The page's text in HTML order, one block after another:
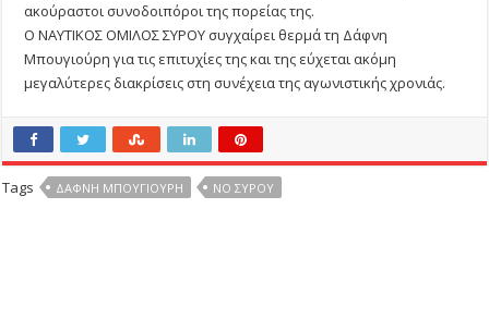
ακούραστοι συνοδοιπόροι της πορείας της.
Ο ΝΑΥΤΙΚΟΣ ΟΜΙΛΟΣ ΣΥΡΟΥ συγχαίρει θερμά τη Δάφνη
Μπουγιούρη για τις επιτυχίες της και της εύχεται ακόμη
μεγαλύτερες διακρίσεις στη συνέχεια της αγωνιστικής χρονιάς.
Tags ΔΆΦΝΗ ΜΠΟΥΓΙΟΎΡΗ ΝΟ ΣΥΡΟΥ